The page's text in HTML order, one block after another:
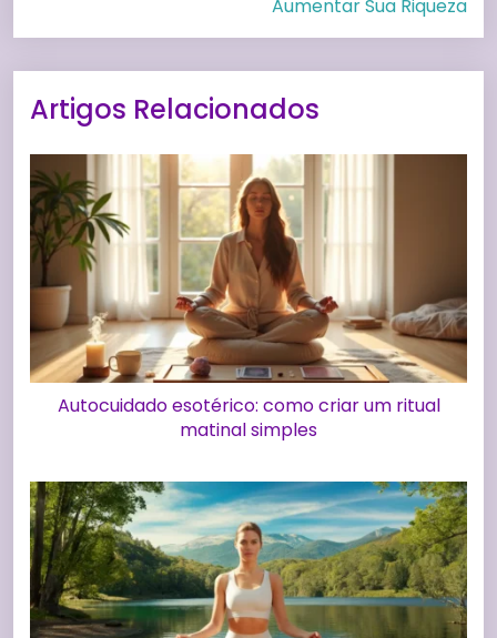
Aumentar Sua Riqueza
Artigos Relacionados
Autocuidado esotérico: como criar um ritual
matinal simples